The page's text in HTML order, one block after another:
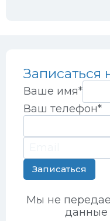
Записаться
Ваше имя*
Ваш телефон*
Записаться
Мы не
данные